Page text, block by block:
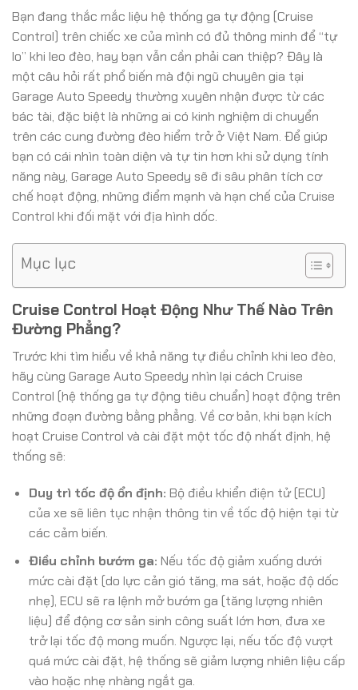
Bạn đang thắc mắc liệu hệ thống ga tự động (Cruise
Control) trên chiếc xe của mình có đủ thông minh để “tự
lo” khi leo đèo, hay bạn vẫn cần phải can thiệp? Đây là
một câu hỏi rất phổ biến mà đội ngũ chuyên gia tại
Garage Auto Speedy thường xuyên nhận được từ các
bác tài, đặc biệt là những ai có kinh nghiệm di chuyển
trên các cung đường đèo hiểm trở ở Việt Nam. Để giúp
bạn có cái nhìn toàn diện và tự tin hơn khi sử dụng tính
năng này, Garage Auto Speedy sẽ đi sâu phân tích cơ
chế hoạt động, những điểm mạnh và hạn chế của Cruise
Control khi đối mặt với địa hình dốc.
Mục lục
Cruise Control Hoạt Động Như Thế Nào Trên
Đường Phẳng?
Trước khi tìm hiểu về khả năng tự điều chỉnh khi leo đèo,
hãy cùng Garage Auto Speedy nhìn lại cách Cruise
Control (hệ thống ga tự động tiêu chuẩn) hoạt động trên
những đoạn đường bằng phẳng. Về cơ bản, khi bạn kích
hoạt Cruise Control và cài đặt một tốc độ nhất định, hệ
thống sẽ:
Duy trì tốc độ ổn định: Bộ điều khiển điện tử (ECU)
của xe sẽ liên tục nhận thông tin về tốc độ hiện tại từ
các cảm biến.
Điều chỉnh bướm ga: Nếu tốc độ giảm xuống dưới
mức cài đặt (do lực cản gió tăng, ma sát, hoặc độ dốc
nhẹ), ECU sẽ ra lệnh mở bướm ga (tăng lượng nhiên
liệu) để động cơ sản sinh công suất lớn hơn, đưa xe
trở lại tốc độ mong muốn. Ngược lại, nếu tốc độ vượt
quá mức cài đặt, hệ thống sẽ giảm lượng nhiên liệu cấp
vào hoặc nhẹ nhàng ngắt ga.